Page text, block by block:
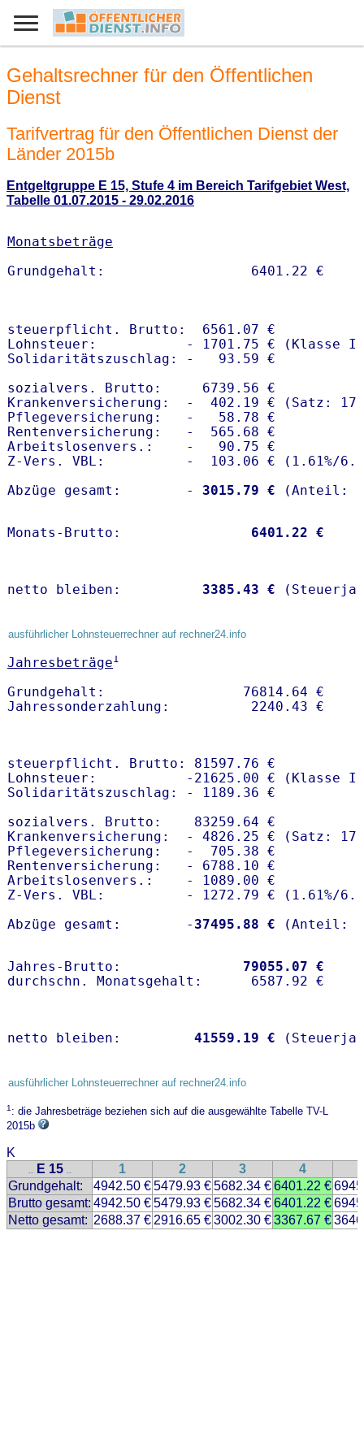
Gehaltsrechner für den Öffentlichen
Dienst
Tarifvertrag für den Öffentlichen Dienst der
Länder 2015b
Entgeltgruppe E 15, Stufe 4 im Bereich Tarifgebiet West,
Tabelle 01.07.2015 - 29.02.2016
Monatsbeträge
steuerpflicht. Brutto:  6561.07 €
Lohnsteuer:           - 1701.75 € (Klasse I)
Solidaritätszuschlag: -   93.59 €
sozialvers. Brutto:     6739.56 €
Krankenversicherung:  -  402.19 € (Satz:
Pflegeversicherung:   -   58.78 €
Rentenversicherung:   -  565.68 €
Arbeitslosenvers.:    -   90.75 €
Z-Vers. VBL:          -  103.06 € ( 1.61%/
Abzüge gesamt:        -
3015.79 €
Monats-Brutto: 6401.22 €
netto bleiben: 3385.43 €
ausführlicher Lohnsteuerrechner auf rechner24.info
Jahresbeträge1
Grundgehalt:                 76814.64 €
steuerpflicht. Brutto: 81597.76 €
Lohnsteuer:           -21625.00 € (Klasse I)
Solidaritätszuschlag: - 1189.36 €
sozialvers. Brutto:    83259.64 €
Krankenversicherung:  - 4826.25 € (Satz:
Pflegeversicherung:   -  705.38 €
Rentenversicherung:   - 6788.10 €
Arbeitslosenvers.:    - 1089.00 €
Z-Vers. VBL:          - 1272.79 € ( 1.61%/
Abzüge gesamt:        - 37495.88 €
Jahres-Brutto: 79055.07 €
netto bleiben: 41559.19 €
ausführlicher Lohnsteuerrechner auf rechner24.info
1: die Jahresbeträge beziehen sich auf die ausgewählte Tabelle TV-L
2015b
K
.. E 15 .. 1 2 3 4
Grundgehalt:
4942.50 €5479.93 €5682.34 €6401.22 €
Brutto gesamt: 4942.50 €5479.93 €5682.34 €6401.22 €
Netto gesamt: 2688.37 € 2916.65 €3002.30 €3367.67 €